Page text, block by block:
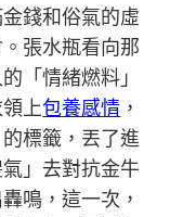
錢和俗氣的虛
張水瓶看向那
「情緒燃料」
上包養感情 ，
標籤，丟了進
」去對抗金牛
鳴，這一次，